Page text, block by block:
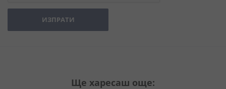
ИЗПРАТИ
Ще харесаш още: